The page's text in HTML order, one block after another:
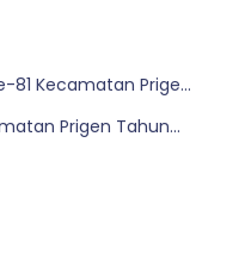
81 Kecamatan Prige...
Prigen Tahun...